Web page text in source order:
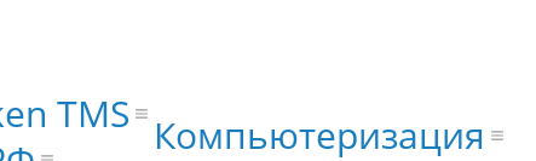
Компьютеризация
TMS